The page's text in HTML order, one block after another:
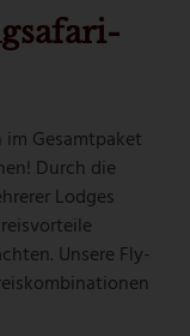
Gesamtpaket
Durch die
Lodges
Unsere Fly-